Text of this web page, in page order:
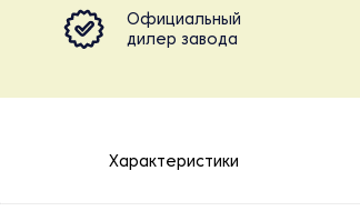
Официальный
дилер завода
Характеристики